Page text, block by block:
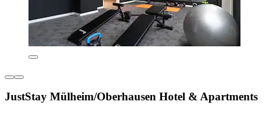
JustStay Mülheim/Oberhausen Hotel & Apartments